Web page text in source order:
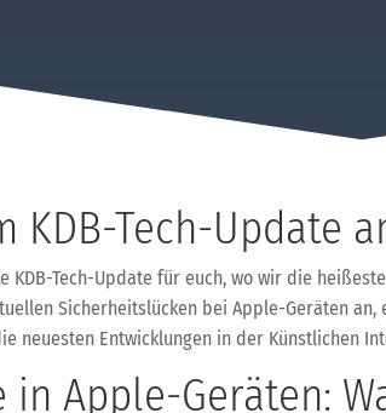
KDB-Tech-Update
KDB-Tech-Update für euch, wo wir die
Sicherheitslücken bei Apple-Geräten
neuesten Entwicklungen in der Künstlichen
Apple-Geräten: